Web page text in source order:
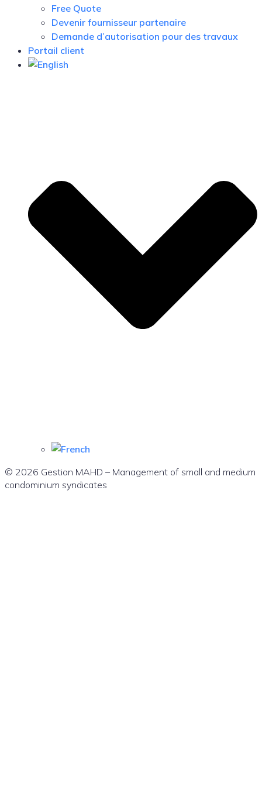
Free Quote
Devenir fournisseur partenaire
Demande d’autorisation pour des travaux
Portail client
© 2026 Gestion MAHD – Management of small and medium
condominium syndicates